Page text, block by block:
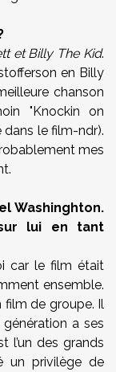
et Billy The Kid.
en Billy
chanson
"Knockin on
dans le film-ndr).
mes
Washinghton.
lui en tant
car le film était
ensemble.
film de groupe. Il
a ses
l’un des grands
un privilège de